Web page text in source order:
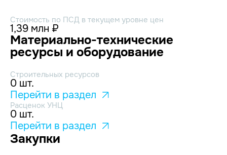
Стоимость по ПСД в текущем уровне цен
1,39 млн ₽
Материально-технические
ресурсы и оборудование
Строительных ресурсов
0 шт.
Перейти в раздел
Расценок УНЦ
0 шт.
Перейти в раздел
Закупки